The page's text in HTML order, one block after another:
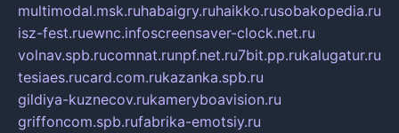
multimodal.msk.ruhabaigry.ruhaikko.rusobakopedia.ru
isz-fest.ruewnc.infoscreensaver-clock.net.ru
volnav.spb.rucomnat.runpf.net.ru7bit.pp.rukalugatur.ru
tesiaes.rucard.com.rukazanka.spb.ru
gildiya-kuznecov.rukameryboavision.ru
griffoncom.spb.rufabrika-emotsiy.ru